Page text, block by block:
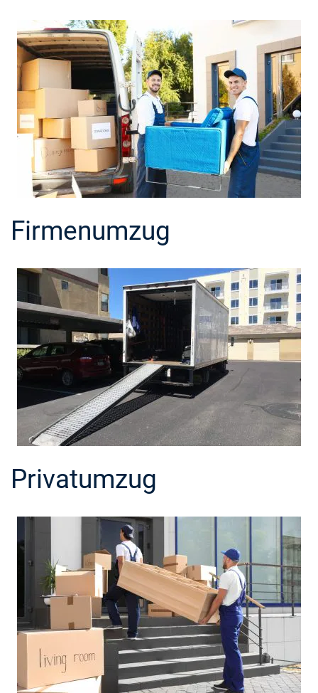
Firmenumzug
Privatumzug